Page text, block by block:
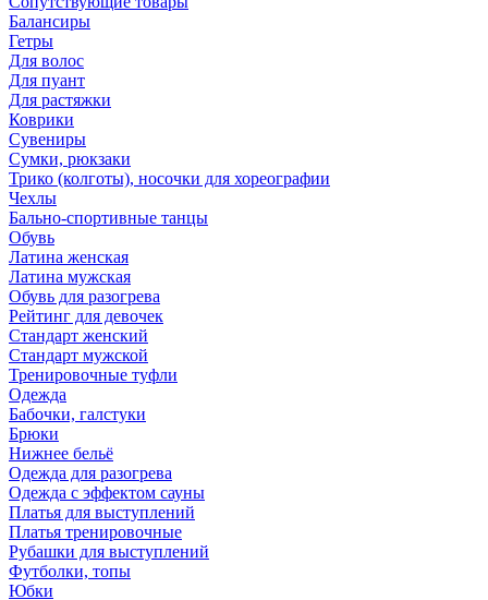
Балансиры
Гетры
Для волос
Для пуант
Для растяжки
Коврики
Сувениры
Сумки, рюкзаки
Трико (колготы), носочки для хореографии
Чехлы
Бально-спортивные танцы
Обувь
Латина женская
Латина мужская
Обувь для разогрева
Рейтинг для девочек
Стандарт женский
Стандарт мужской
Тренировочные туфли
Одежда
Бабочки, галстуки
Брюки
Нижнее бельё
Одежда для разогрева
Одежда с эффектом сауны
Платья для выступлений
Платья тренировочные
Рубашки для выступлений
Футболки, топы
Юбки